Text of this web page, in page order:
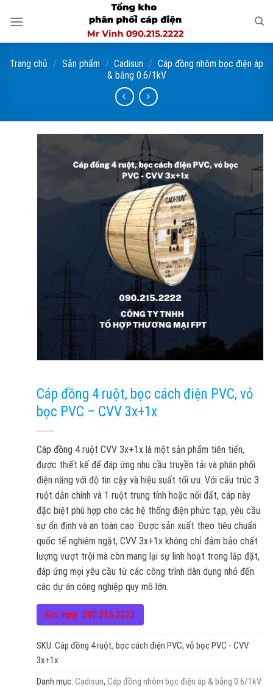
Trang chủ / Sản phẩm / Cadisun / Cáp đồng nhôm bọc điện áp
& bằng 0.6/1kV
Cáp đồng 4 ruột, bọc cách điện PVC, vỏ
bọc PVC – CVV 3x+1x
Cáp đồng 4 ruột CVV 3x+1x là một sản phẩm tiên tiến,
được thiết kế để đáp ứng nhu cầu truyền tải và phân phối
điện năng với độ tin cậy và hiệu suất tối ưu. Với cấu trúc 3
ruột dẫn chính và 1 ruột trung tính hoặc nối đất, cáp này
đặc biệt phù hợp cho các hệ thống điện phức tạp, yêu cầu
sự ổn định và an toàn cao. Được sản xuất theo tiêu chuẩn
quốc tế nghiêm ngặt, CVV 3x+1x không chỉ đảm bảo chất
lượng vượt trội mà còn mang lại sự linh hoạt trong lắp đặt,
đáp ứng mọi yêu cầu từ các công trình dân dụng nhỏ đến
các dự án công nghiệp quy mô lớn.
Gọi ngay: 090.215.2222
SKU: Cáp đồng 4 ruột, bọc cách điện PVC, vỏ bọc PVC - CVV
3x+1x
Danh mục: Cadisun, Cáp đồng nhôm bọc điện áp & bằng 0.6/1kV